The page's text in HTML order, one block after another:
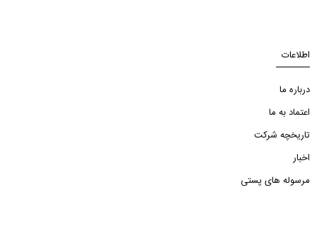
اطلاعات
درباره ما
اعتماد به ما
تاریخچه شرکت
اخبار
مرسوله های پستی